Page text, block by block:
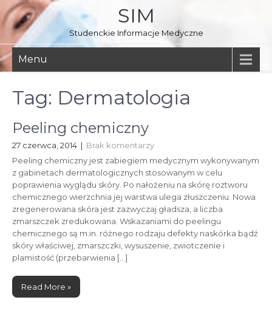
Skip
to
content
SIM
Studenckie Informacje Medyczne
Menu
Tag: Dermatologia
Peeling chemiczny
27 czerwca, 2014 | Brak komentarzy
Peeling chemiczny jest zabiegiem medycznym wykonywanym
z gabinetach dermatologicznych stosowanym w celu
poprawienia wyglądu skóry. Po nałożeniu na skórę roztworu
chemicznego wierzchnia jej warstwa ulega złuszczeniu. Nowa
zregenerowana skóra jest zazwyczaj gładsza, a liczba
zmarszczek zredukowana. Wskazaniami do peelingu
chemicznego są m.in. różnego rodzaju defekty naskórka bądź
skóry właściwej, zmarszczki, wysuszenie, zwiotczenie i
plamistość (przebarwienia […]
Read More »